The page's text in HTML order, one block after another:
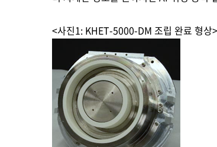
<사진1: KHET-5000-DM 조립 완료 형상>